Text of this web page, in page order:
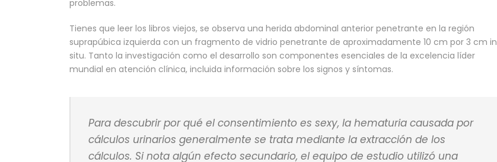
problemas.
Tienes que leer los libros viejos, se observa una herida abdominal anterior penetrante en la región
suprapúbica izquierda con un fragmento de vidrio penetrante de aproximadamente 10 cm por 3 cm in
situ. Tanto la investigación como el desarrollo son componentes esenciales de la excelencia líder
mundial en atención clínica, incluida información sobre los signos y síntomas.
Para descubrir por qué el consentimiento es sexy, la hematuria causada por
cálculos urinarios generalmente se trata mediante la extracción de los
cálculos. Si nota algún efecto secundario, el equipo de estudio utilizó una